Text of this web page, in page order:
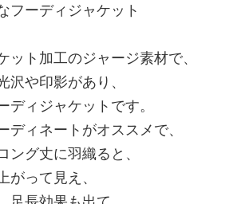
フーディジャケット
ット加工のジャージ素材で、
沢や印影があり、
ディジャケットです。
ディネートがオススメで、
ング丈に羽織ると、
がって見え、